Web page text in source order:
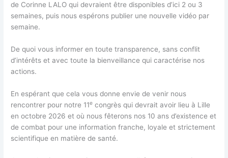
de Corinne LALO qui devraient être disponibles d’ici 2 ou 3
semaines, puis nous espérons publier une nouvelle vidéo par
semaine.
De quoi vous informer en toute transparence, sans conflit
d’intérêts et avec toute la bienveillance qui caractérise nos
actions.
En espérant que cela vous donne envie de venir nous
rencontrer pour notre 11e congrès qui devrait avoir lieu à Lille
en octobre 2026 et où nous fêterons nos 10 ans d’existence et
de combat pour une information franche, loyale et strictement
scientifique en matière de santé.